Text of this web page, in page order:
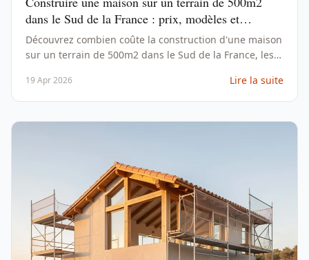
dans le Sud de la France : prix, modèles et
contraintes
Découvrez combien coûte la construction d'une maison
sur un terrain de 500m2 dans le Sud de la France, les
19 Apr 2026 Lire la suite